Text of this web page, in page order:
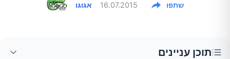
אגוגו 16.07.2015 שתפו
תוכן עניינים